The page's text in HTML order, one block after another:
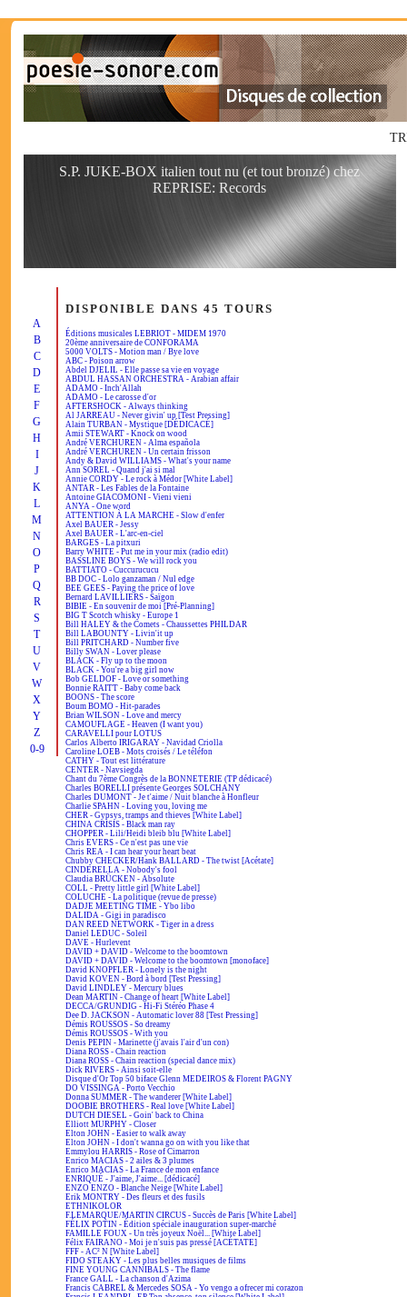
S.P. JUKE-BOX italien tout nu (et tout bronzé) chez
REPRISE: Records
A
B
C
D
E
F
G
H
I
J
K
L
M
N
O
P
Q
R
S
T
U
V
W
X
Y
Z
0-9
DISPONIBLE DANS 45 TOURS
Éditions musicales LEBRIOT - MIDEM 1970
20ème anniversaire de CONFORAMA
5000 VOLTS - Motion man / Bye love
ABC - Poison arrow
Abdel DJELIL - Elle passe sa vie en voyage
ABDUL HASSAN ORCHESTRA - Arabian affair
ADAMO - Inch'Allah
ADAMO - Le carosse d'or
AFTERSHOCK - Always thinking
Al JARREAU - Never givin' up [Test Pressing]
Alain TURBAN - Mystique [DÉDICACÉ]
Amii STEWART - Knock on wood
André VERCHUREN - Alma española
André VERCHUREN - Un certain frisson
Andy & David WILLIAMS - What's your name
Ann SOREL - Quand j'ai si mal
Annie CORDY - Le rock à Médor [White Label]
ANTAR - Les Fables de la Fontaine
Antoine GIACOMONI - Vieni vieni
ANYA - One word
ATTENTION À LA MARCHE - Slow d'enfer
Axel BAUER - Jessy
Axel BAUER - L'arc-en-ciel
BARGES - La pitxuri
Barry WHITE - Put me in your mix (radio edit)
BASSLINE BOYS - We will rock you
BATTIATO - Cuccurucucu
BB DOC - Lolo ganzaman / Nul edge
BEE GEES - Paying the price of love
Bernard LAVILLIERS - Saïgon
BIBIE - En souvenir de moi [Pré-Planning]
BIG T Scotch whisky - Europe 1
Bill HALEY & the Comets - Chaussettes PHILDAR
Bill LABOUNTY - Livin'it up
Bill PRITCHARD - Number five
Billy SWAN - Lover please
BLACK - Fly up to the moon
BLACK - You're a big girl now
Bob GELDOF - Love or something
Bonnie RAITT - Baby come back
BOONS - The score
Boum BOMO - Hit-parades
Brian WILSON - Love and mercy
CAMOUFLAGE - Heaven (I want you)
CARAVELLI pour LOTUS
Carlos Alberto IRIGARAY - Navidad Criolla
Caroline LOEB - Mots croisés / Le téléfon
CATHY - Tout est littérature
CENTER - Navsiegda
Chant du 7ème Congrès de la BONNETERIE (TP dédicacé)
Charles BORELLI présente Georges SOLCHANY
Charles DUMONT - Je t'aime / Nuit blanche à Honfleur
Charlie SPAHN - Loving you, loving me
CHER - Gypsys, tramps and thieves [White Label]
CHINA CRISIS - Black man ray
CHOPPER - Lili/Heidi bleib blu [White Label]
Chris EVERS - Ce n'est pas une vie
Chris REA - I can hear your heart beat
Chubby CHECKER/Hank BALLARD - The twist [Acétate]
CINDERELLA - Nobody's fool
Claudia BRÜCKEN - Absolute
COLL - Pretty little girl [White Label]
COLUCHE - La politique (revue de presse)
DADJE MEETING TIME - Ybo libo
DALIDA - Gigi in paradisco
DAN REED NETWORK - Tiger in a dress
Daniel LEDUC - Soleil
DAVE - Hurlevent
DAVID + DAVID - Welcome to the boomtown
DAVID + DAVID - Welcome to the boomtown [monoface]
David KNOPFLER - Lonely is the night
David KOVEN - Bord à bord [Test Pressing]
David LINDLEY - Mercury blues
Dean MARTIN - Change of heart [White Label]
DECCA/GRUNDIG - Hi-Fi Stéréo Phase 4
Dee D. JACKSON - Automatic lover 88 [Test Pressing]
Démis ROUSSOS - So dreamy
Démis ROUSSOS - With you
Denis PEPIN - Marinette (j'avais l'air d'un con)
Diana ROSS - Chain reaction
Diana ROSS - Chain reaction (special dance mix)
Dick RIVERS - Ainsi soit-elle
Disque d'Or Top 50 biface Glenn MEDEIROS & Florent PAGNY
DO VISSINGA - Porto Vecchio
Donna SUMMER - The wanderer [White Label]
DOOBIE BROTHERS - Real love [White Label]
DUTCH DIESEL - Goin' back to China
Elliott MURPHY - Closer
Elton JOHN - Easier to walk away
Elton JOHN - I don't wanna go on with you like that
Emmylou HARRIS - Rose of Cimarron
Enrico MACIAS - 2 ailes & 3 plumes
Enrico MACIAS - La France de mon enfance
ENRIQUÉ - J'aime, J'aime... [dédicacé]
ENZO ENZO - Blanche Neige [White Label]
Erik MONTRY - Des fleurs et des fusils
ETHNIKOLOR
F.LEMARQUE/MARTIN CIRCUS - Succès de Paris [White Label]
FÉLIX POTIN - Édition spéciale inauguration super-marché
FAMILLE FOUX - Un très joyeux Noël... [White Label]
Félix FAIRANO - Moi je n'suis pas pressé [ACÉTATE]
FFF - AC² N [White Label]
FIDO STEAKY - Les plus belles musiques de films
FINE YOUNG CANNIBALS - The flame
France GALL - La chanson d'Azima
Francis CABREL & Mercedes SOSA - Yo vengo a ofrecer mi corazon